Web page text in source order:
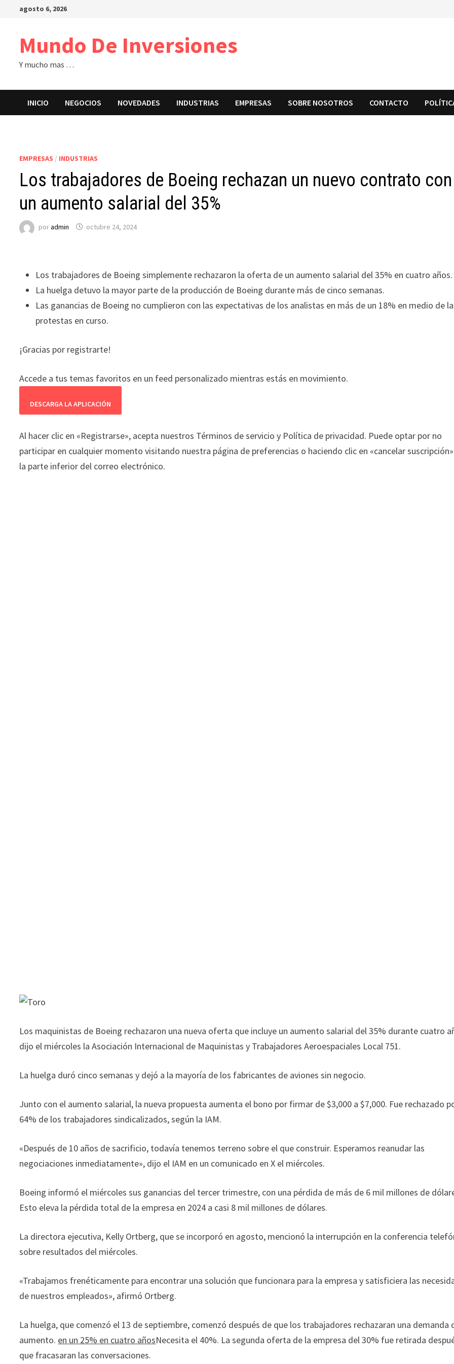
Saltaragosto 6, 2026
Mundo De Inversiones
Y mucho mas …
INICIO NEGOCIOS NOVEDADES INDUSTRIAS EMPRESAS SOBRE NOSOTROS CONTACTO
EMPRESAS / INDUSTRIAS
Los trabajadores de Boeing rechazan un nuevo contrato con
un aumento salarial del 35%
poradmin octubre 24, 2024
Los trabajadores de Boeing simplemente rechazaron la oferta de un aumento salarial del 35% en cuatro años.
La huelga detuvo la mayor parte de la producción de Boeing durante más de cinco semanas.
Las ganancias de Boeing no cumplieron con las expectativas de los analistas en más de un 18% en medio de
protestas en curso.
¡Gracias por registrarte!
Accede a tus temas favoritos en un feed personalizado mientras estás en movimiento.
DESCARGA LA APLICACIÓN
Al hacer clic en «Registrarse», acepta nuestros Términos de servicio y Política de privacidad. Puede optar por no
participar en cualquier momento visitando nuestra página de preferencias o haciendo clic en «cancelar
la parte inferior del correo electrónico.
Los maquinistas de Boeing rechazaron una nueva oferta que incluye un aumento salarial del 35% durante cuatro
dijo el miércoles la Asociación Internacional de Maquinistas y Trabajadores Aeroespaciales Local 751.
La huelga duró cinco semanas y dejó a la mayoría de los fabricantes de aviones sin negocio.
Junto con el aumento salarial, la nueva propuesta aumenta el bono por firmar de $3,000 a $7,000. Fue rechazado
64% de los trabajadores sindicalizados, según la IAM.
«Después de 10 años de sacrificio, todavía tenemos terreno sobre el que construir. Esperamos reanudar las
negociaciones inmediatamente», dijo el IAM en un comunicado en X el miércoles.
Boeing informó el miércoles sus ganancias del tercer trimestre, con una pérdida de más de 6 mil millones de
Esto eleva la pérdida total de la empresa en 2024 a casi 8 mil millones de dólares.
La directora ejecutiva, Kelly Ortberg, que se incorporó en agosto, mencionó la interrupción en la conferencia
sobre resultados del miércoles.
«Trabajamos frenéticamente para encontrar una solución que funcionara para la empresa y satisficiera las
de nuestros empleados», afirmó Ortberg.
La huelga, que comenzó el 13 de septiembre, comenzó después de que los trabajadores rechazaran una demanda
aumento. en un 25% en cuatro añosNecesita el 40%. La segunda oferta de la empresa del 30% fue retirada
que fracasaran las conversaciones.